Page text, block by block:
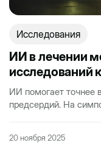
Исследования
ИИ в лечении
исследований
ИИ помогает точнее
предсердий. На
20 ноября 2025